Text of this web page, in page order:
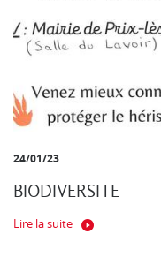
24/01/23
BIODIVERSITE
Lire la suite